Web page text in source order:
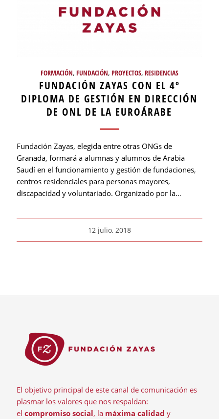
FORMACIÓN, FUNDACIÓN, PROYECTOS, RESIDENCIAS
FUNDACIÓN ZAYAS CON EL 4º
DIPLOMA DE GESTIÓN EN DIRECCIÓN
DE ONL DE LA EUROÁRABE
Fundación Zayas, elegida entre otras ONGs de
Granada, formará a alumnas y alumnos de Arabia
Saudí en el funcionamiento y gestión de fundaciones,
centros residenciales para personas mayores,
discapacidad y voluntariado. Organizado por la…
12 julio, 2018
El objetivo principal de este canal de comunicación es
plasmar los valores que nos respaldan:
el compromiso social, la máxima calidad y